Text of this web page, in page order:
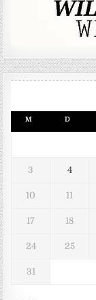
M D
3 4
10 11
17 18
24 25
31